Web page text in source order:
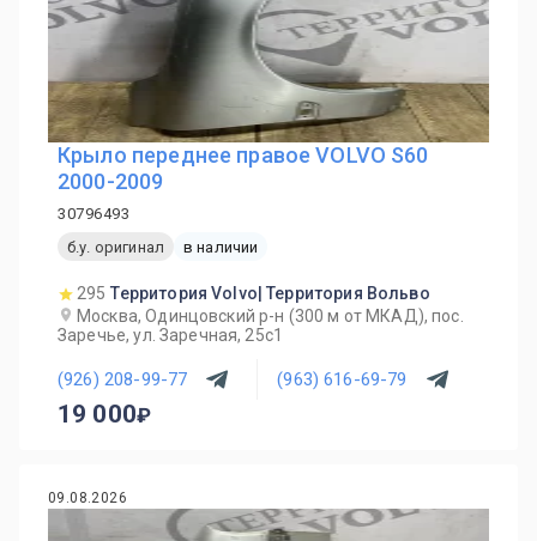
Крыло переднее правое VOLVO S60
2000-2009
30796493
б.у. оригинал
в наличии
295 Территория Volvo| Территория Вольво
Москва, Одинцовский р-н (300 м от МКАД), пос.
Заречье, ул. Заречная, 25с1
(926) 208-99-77 (963) 616-69-79
19 000
09.08.2026